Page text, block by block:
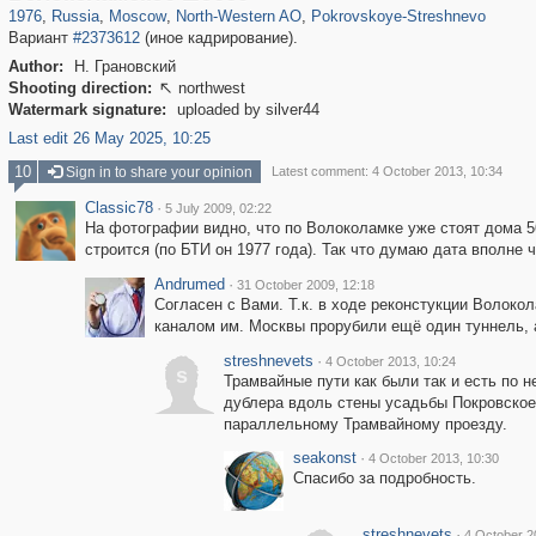
1976, Russia, Moscow, North-Western AO, Pokrovskoye-Streshnevo
Вариант #2373612(иное кадрирование).
Author:
Н. Грановский
Shooting direction:  northwest
Watermark signature:
uploaded by silver44
Last edit 26 May 2025, 10:25
10 Sign in to share your opinion Latest comment: 4 October 2013, 10:34
Classic78 · 5 July 2009, 02:22
На фотографии видно, что по Волоколамке уже стоят дома
строится (по БТИ он 1977 года). Так что думаю дата вполне
Andrumed · 31 October 2009, 12:18
Согласен с Вами. Т.к. в ходе реконстукции
каналом им. Москвы прорубили ещё один туннель,
s
streshnevets · 4 October 2013, 10:24
Трамвайные пути как были так и есть по
дублера вдоль стены усадьбы
параллельному Трамвайному проезду.
seakonst · 4 October 2013, 10:30
Спасибо за подробность.